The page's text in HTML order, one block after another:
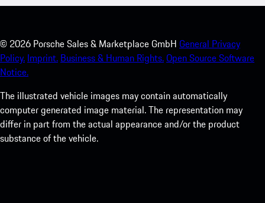
© 2026 Porsche Sales & Marketplace GmbH General Privacy
Policy. Imprint. Business & Human Rights.Open Source Software
Notice.
The illustrated vehicle images may contain automatically
computer generated image material. The representation may
differ in part from the actual appearance and/or the product
substance of the vehicle.